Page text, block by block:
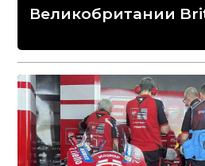
Великобритании